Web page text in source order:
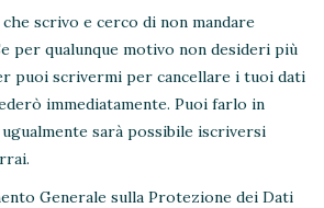
scrivo e cerco di non mandare
per qualunque motivo non desideri più
puoi scrivermi per cancellare i tuoi dati
immediatamente. Puoi farlo in
sarà possibile iscriversi
Generale sulla Protezione dei Dati